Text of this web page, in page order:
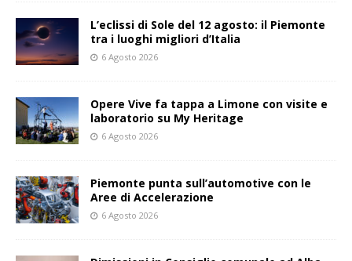
L’eclissi di Sole del 12 agosto: il Piemonte
tra i luoghi migliori d’Italia
6 Agosto 2026
Opere Vive fa tappa a Limone con visite e
laboratorio su My Heritage
6 Agosto 2026
Piemonte punta sull’automotive con le
Aree di Accelerazione
6 Agosto 2026